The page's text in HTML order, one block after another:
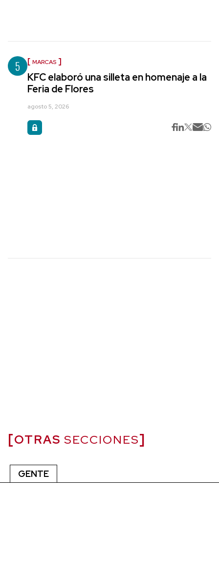
5 MARCAS
KFC elaboró una silleta en homenaje a la
Feria de Flores
agosto 5, 2026
OTRAS SECCIONES
GENTE